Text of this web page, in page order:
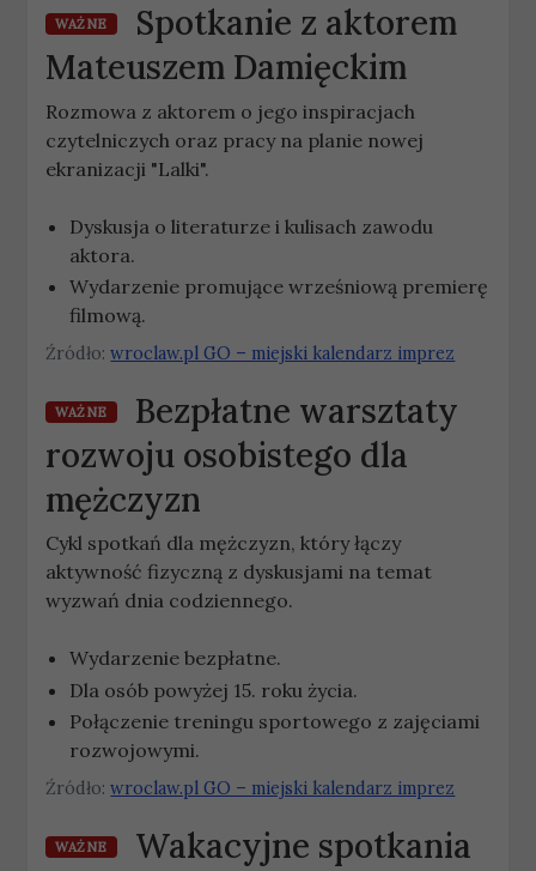
WAŻNE
Spotkanie z aktorem
Mateuszem Damięckim
Rozmowa z aktorem o jego inspiracjach
czytelniczych oraz pracy na planie nowej
ekranizacji "Lalki".
Dyskusja o literaturze i kulisach zawodu
aktora.
Wydarzenie promujące wrześniową premierę
filmową.
Źródło:wroclaw.pl GO – miejski kalendarz imprez
WAŻNE
Bezpłatne warsztaty
rozwoju osobistego dla
mężczyzn
Cykl spotkań dla mężczyzn, który łączy
aktywność fizyczną z dyskusjami na temat
wyzwań dnia codziennego.
Wydarzenie bezpłatne.
Dla osób powyżej 15. roku życia.
Połączenie treningu sportowego z zajęciami
rozwojowymi.
Źródło:wroclaw.pl GO – miejski kalendarz imprez
WAŻNE
Wakacyjne spotkania